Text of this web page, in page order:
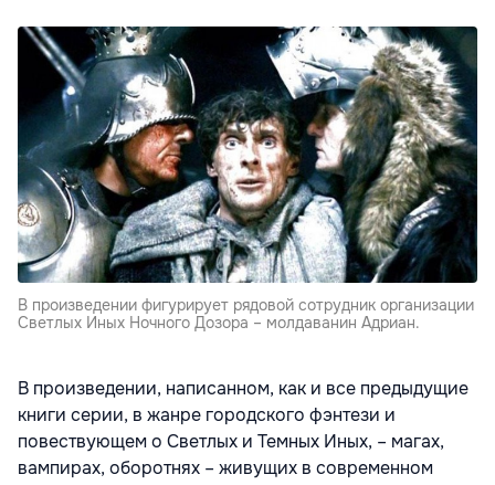
В произведении фигурирует рядовой сотрудник организации
Светлых Иных Ночного Дозора – молдаванин Адриан.
В произведении, написанном, как и все предыдущие
книги серии, в жанре городского фэнтези и
повествующем о Светлых и Темных Иных, – магах,
вампирах, оборотнях – живущих в современном